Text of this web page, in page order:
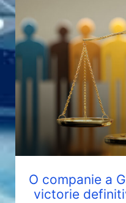
O companie a
victorie